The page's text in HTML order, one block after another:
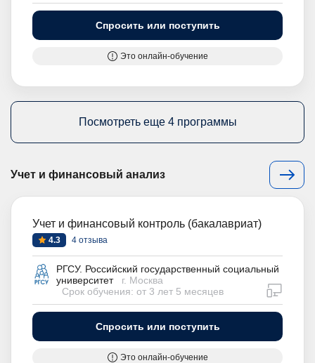
Спросить или поступить
Это онлайн-обучение
Посмотреть еще 4 программы
Учет и финансовый анализ
Учет и финансовый контроль (бакалавриат)
4.3 4 отзыва
РГСУ. Российский государственный социальный
университет
г. Москва
Срок обучения: от 3 лет 5 месяцев
Спросить или поступить
Это онлайн-обучение